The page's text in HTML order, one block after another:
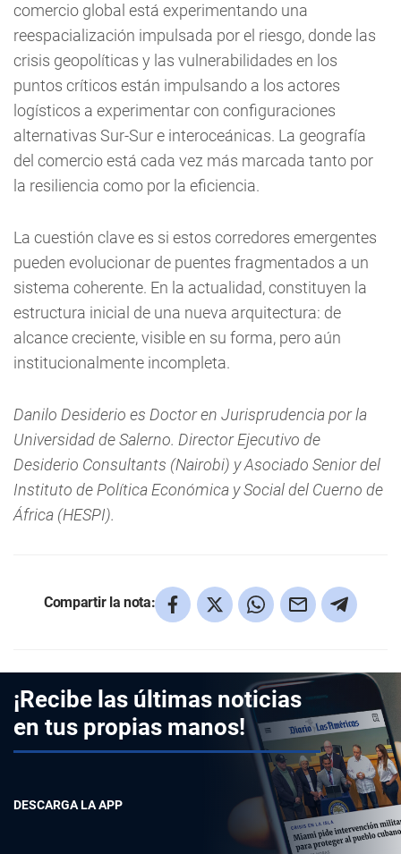
comercio global está experimentando una
reespacialización impulsada por el riesgo, donde las
crisis geopolíticas y las vulnerabilidades en los
puntos críticos están impulsando a los actores
logísticos a experimentar con configuraciones
alternativas Sur-Sur e interoceánicas. La geografía
del comercio está cada vez más marcada tanto por
la resiliencia como por la eficiencia.
La cuestión clave es si estos corredores emergentes
pueden evolucionar de puentes fragmentados a un
sistema coherente. En la actualidad, constituyen la
estructura inicial de una nueva arquitectura: de
alcance creciente, visible en su forma, pero aún
institucionalmente incompleta.
Danilo Desiderio es Doctor en Jurisprudencia por la
Universidad de Salerno. Director Ejecutivo de
Desiderio Consultants (Nairobi) y Asociado Senior del
Instituto de Política Económica y Social del Cuerno de
África (HESPI).
Compartir la nota:
¡Recibe las últimas noticias
en tus propias manos!
DESCARGA LA APP